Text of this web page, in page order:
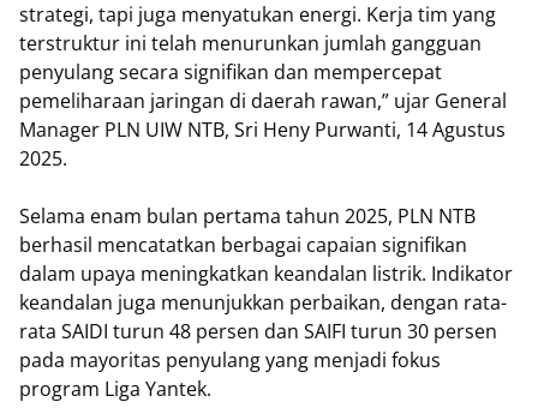
strategi, tapi juga menyatukan energi. Kerja tim yang
terstruktur ini telah menurunkan jumlah gangguan
penyulang secara signifikan dan mempercepat
pemeliharaan jaringan di daerah rawan,” ujar General
Manager PLN UIW NTB, Sri Heny Purwanti, 14 Agustus
2025.
Selama enam bulan pertama tahun 2025, PLN NTB
berhasil mencatatkan berbagai capaian signifikan
dalam upaya meningkatkan keandalan listrik. Indikator
keandalan juga menunjukkan perbaikan, dengan rata-
rata SAIDI turun 48 persen dan SAIFI turun 30 persen
pada mayoritas penyulang yang menjadi fokus
program Liga Yantek.